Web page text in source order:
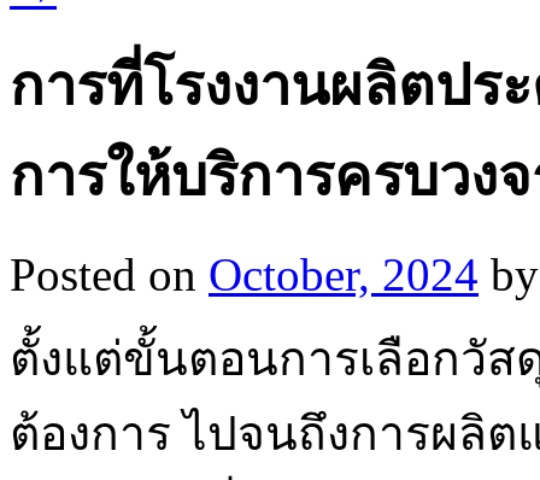
การที่โรงงานผลิตปร
การให้บริการครบวง
Posted on October, 2024 by
ตั้งแต่ขั้นตอนการเลือกวั
ต้องการ ไปจนถึงการผลิ